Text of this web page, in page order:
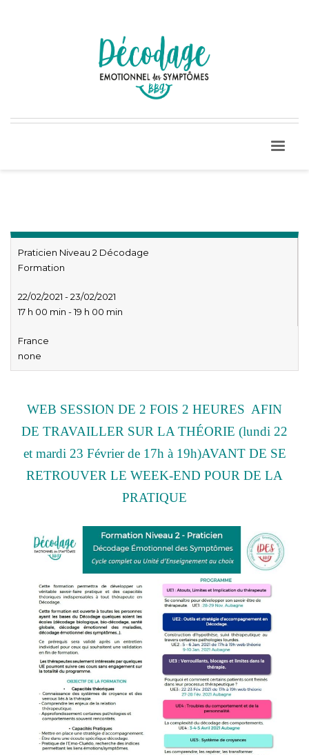
Praticien Niveau 2 Décodage
Formation
22/02/2021 - 23/02/2021
17 h 00 min - 19 h 00 min
France
none
WEB SESSION DE 2 FOIS 2 HEURES AFIN
DE TRAVAILLER SUR LA THÉORIE (lundi 22
et mardi 23 Février de 17h à 19h)AVANT DE SE
RETROUVER LE WEEK-END POUR DE LA
PRATIQUE